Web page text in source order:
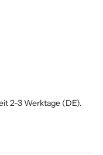
2-3 Werktage (DE).